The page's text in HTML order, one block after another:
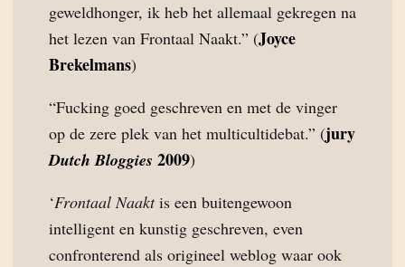
geweldhonger, ik heb het allemaal gekregen na
het lezen van Frontaal Naakt.” (Joyce
Brekelmans)
“Fucking goed geschreven en met de vinger
op de zere plek van het multicultidebat.” (jury
Dutch Bloggies 2009)
‘Frontaal Naaktis een buitengewoon
intelligent en kunstig geschreven, even
confronterend als origineel weblog waar ook